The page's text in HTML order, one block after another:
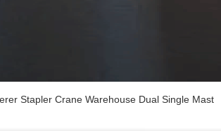
Stapler Crane Warehouse Dual Single Mast